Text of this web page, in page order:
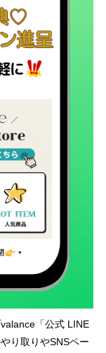
「公式 LINE
り取りやSNSペー